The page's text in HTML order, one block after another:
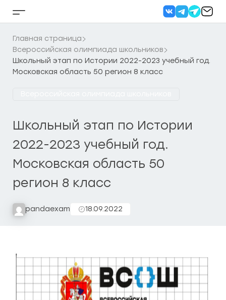
Кнопка
бокового
меню
Главная страница
Всероссийская олимпиада школьников
Школьный этап по Истории 2022-2023 учебный год.
Московская область 50 регион 8 класс
Школьный этап по Истории
2022-2023 учебный год.
Московская область 50
регион 8 класс
pandaexam 18.09.2022